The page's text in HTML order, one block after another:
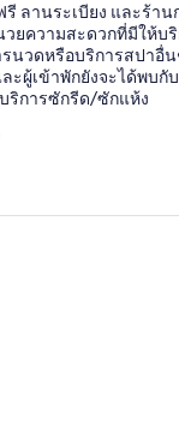
ลานระเบียง และร้าน
วยความสะดวกที่มีให้บ
นวดหรือบริการสปาอื่
ะผู้เข้าพักยังจะได้พบ
ริการซักรีด/ซักแห้ง
งประชุม และฝ่ายต้อนรั